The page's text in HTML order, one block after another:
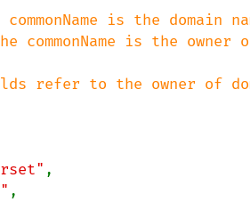
is the domain
is the owner
refer to the owner of
,
,